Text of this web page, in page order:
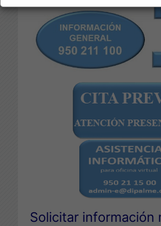
Solicitar información